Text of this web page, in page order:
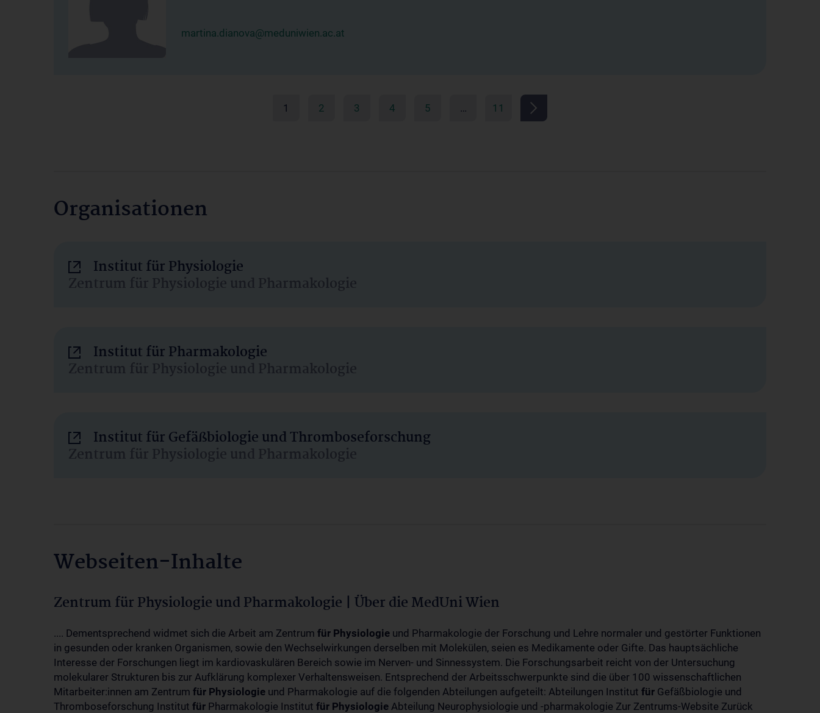
martina.dianova@meduniwien.ac.at
1 2 3 4 5 … 11
Organisationen
Institut für Physiologie
Zentrum für Physiologie und Pharmakologie
Institut für Pharmakologie
Zentrum für Physiologie und Pharmakologie
Institut für Gefäßbiologie und Thromboseforschung
Zentrum für Physiologie und Pharmakologie
Webseiten-Inhalte
Zentrum für Physiologie und Pharmakologie | Über die MedUni Wien
.... Dementsprechend widmet sich die Arbeit am Zentrum für Physiologie und Pharmakologie der Forschung und Lehre normaler und gestörter Funktionen
in gesunden oder kranken Organismen, sowie den Wechselwirkungen derselben mit Molekülen, seien es Medikamente oder Gifte. Das hauptsächliche
Interesse der Forschungen liegt im kardiovaskulären Bereich sowie im Nerven- und Sinnessystem. Die Forschungsarbeit reicht von der Untersuchung
molekularer Strukturen bis zur Aufklärung komplexer Verhaltensweisen. Entsprechend der Arbeitsschwerpunkte sind die über 100 wissenschaftlichen
Mitarbeiter:innen am Zentrum für Physiologie und Pharmakologie auf die folgenden Abteilungen aufgeteilt: Abteilungen Institut für Gefäßbiologie und
Thromboseforschung Institut für Pharmakologie Institut für Physiologie Abteilung Neurophysiologie und -pharmakologie Zur Zentrums-Website Zurück